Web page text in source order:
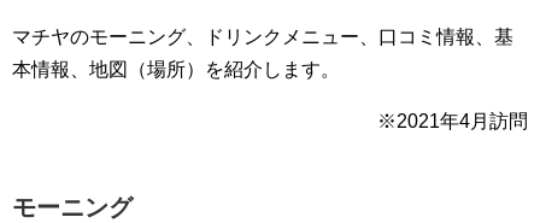
マチヤのモーニング、ドリンクメニュー、口コミ情報、基
本情報、地図（場所）を紹介します。
※2021年4月訪問
モーニング